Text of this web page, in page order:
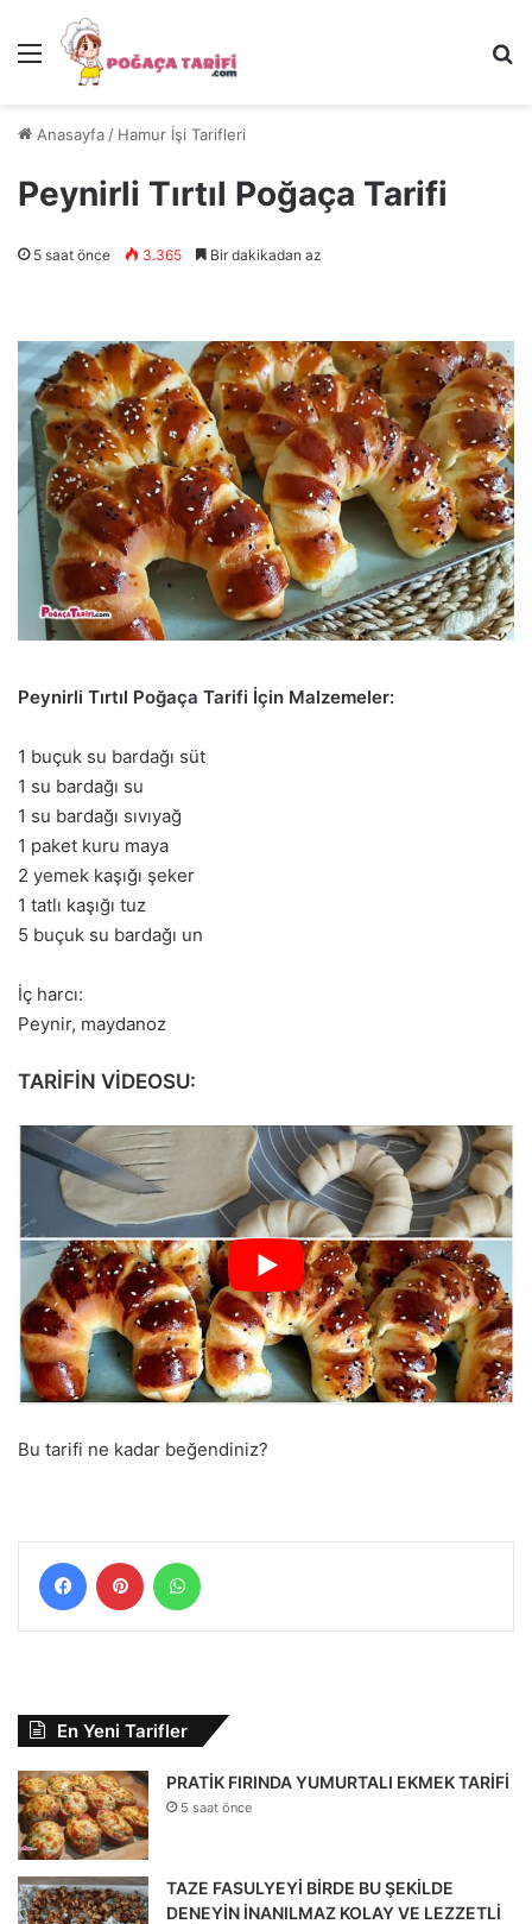
Menü
Anasayfa / Hamur İşi Tarifleri
Peynirli Tırtıl Poğaça Tarifi
5 saat önce 3.365 Bir dakikadan az
Peynirli Tırtıl Poğaça Tarifi İçin Malzemeler:
1 buçuk su bardağı süt
1 su bardağı su
1 su bardağı sıvıyağ
1 paket kuru maya
2 yemek kaşığı şeker
1 tatlı kaşığı tuz
5 buçuk su bardağı un
İç harcı:
Peynir, maydanoz
TARİFİN VİDEOSU:
Bu tarifi ne kadar beğendiniz?
FacebookPinterest
En Yeni Tarifler
PRATİK FIRINDA YUMURTALI EKMEK TARİFİ
5 saat önce
TAZE FASULYEYİ BİRDE BU ŞEKİLDE
DENEYİN İNANILMAZ KOLAY VE LEZZETLİ